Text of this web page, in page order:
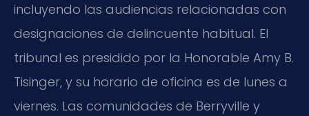
incluyendo las audiencias relacionadas con
designaciones de delincuente habitual. El
tribunal es presidido por la Honorable Amy B.
Tisinger, y su horario de oficina es de lunes a
viernes. Las comunidades de Berryville y